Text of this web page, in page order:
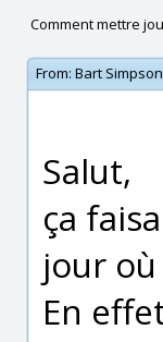
Comment mettre
From: Bart Simpson
Salut,
ça
jour
En